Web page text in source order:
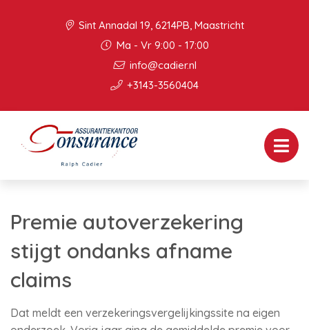
Sint Annadal 19, 6214PB, Maastricht
Ma - Vr 9:00 - 17:00
info@cadier.nl
+3143-3560404
Premie autoverzekering
stijgt ondanks afname
claims
Dat meldt een verzekeringsvergelijkingssite na eigen